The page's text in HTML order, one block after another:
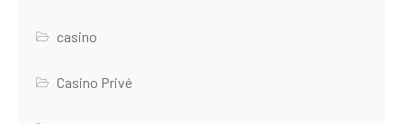
casino
Casino Privé